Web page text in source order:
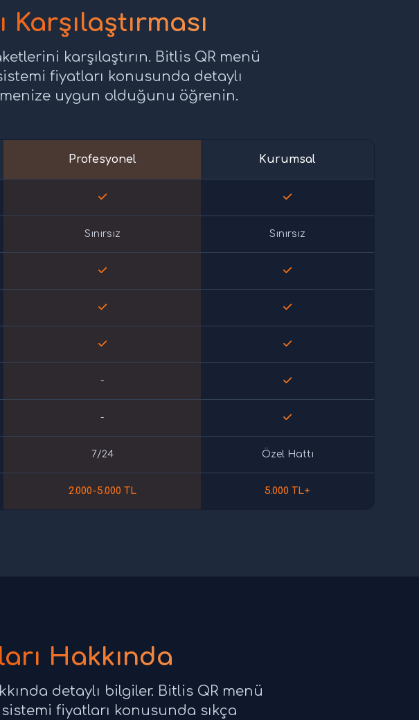
karşılaştırın. Bitlis QR menü
fiyatları konusunda detaylı
uygun olduğunu öğrenin.
Profesyonel Kurumsal
Sınırsız Sınırsız
-
-
7/24 Özel Hattı
2.000-5.000 TL 5.000 TL+
Hakkında
detaylı bilgiler. Bitlis QR menü
fiyatları konusunda sıkça